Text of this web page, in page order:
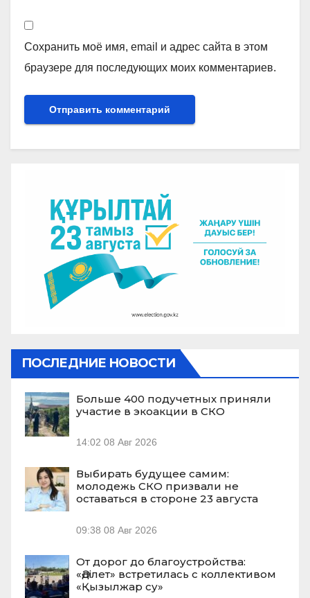
Сохранить моё имя, email и адрес сайта в этом
браузере для последующих моих комментариев.
ПОСЛЕДНИЕ НОВОСТИ
Больше 400 подучетных приняли
участие в экоакции в СКО
14:02 08 Авг 2026
Выбирать будущее самим:
молодежь СКО призвали не
оставаться в стороне 23 августа
09:38 08 Авг 2026
От дорог до благоустройства:
«Әділет» встретилась с коллективом
«Қызылжар су»